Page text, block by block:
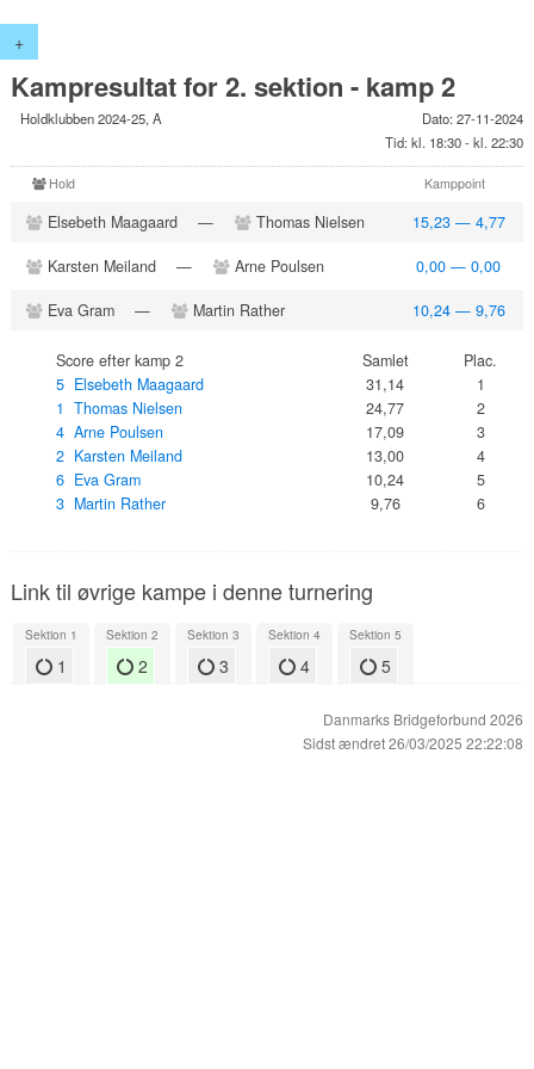
+
Kampresultat for 2. sektion - kamp 2
Holdklubben 2024-25, A
Dato: 27-11-2024
Tid: kl. 18:30 - kl. 22:30
Hold Kamppoint
Elsebeth Maagaard — Thomas Nielsen 15,23 — 4,77
Karsten Meiland — Arne Poulsen 0,00 — 0,00
Eva Gram — Martin Rather 10,24 — 9,76
Score efter kamp 2 Samlet
Plac.
5 Elsebeth Maagaard
31,14
1
1 Thomas Nielsen
24,77
2
4 Arne Poulsen
17,09
3
2 Karsten Meiland
13,00
4
6 Eva Gram
10,24
5
3 Martin Rather
9,76 6
Link til øvrige kampe i denne turnering
Sektion 1
1
Sektion 2
2
Sektion 3
3
Sektion 4
4
Sektion 5
5
Danmarks Bridgeforbund 2026
Sidst ændret 26/03/2025 22:22:08